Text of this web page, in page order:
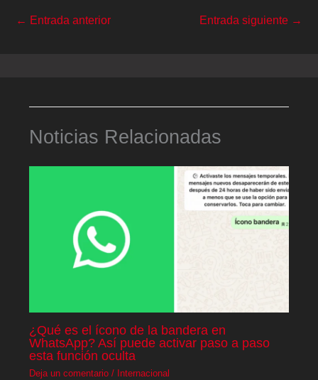
← Entrada anterior Entrada siguiente →
Noticias Relacionadas
¿Qué es el ícono de la bandera en
WhatsApp? Así puede activar paso a paso
esta función oculta
Deja un comentario / Internacional